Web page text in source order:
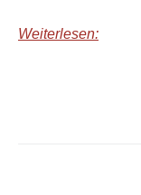
Weiterlesen: